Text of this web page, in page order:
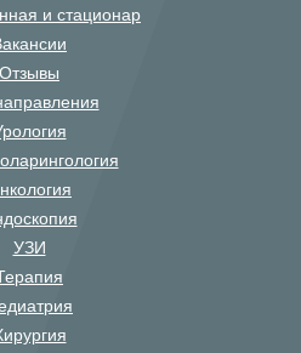
и стационар
Отзывы
УЗИ